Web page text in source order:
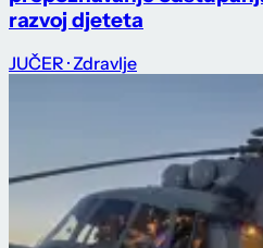
razvoj djeteta
JUČER · Zdravlje